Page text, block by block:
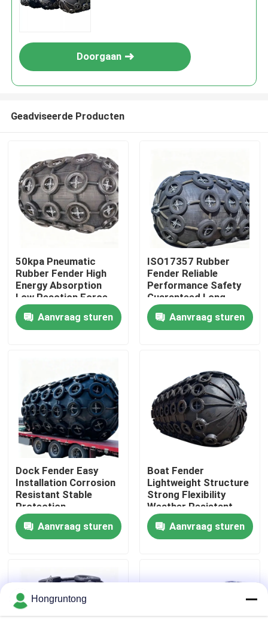
Thuis
Producten
Over ons
Fabriekstocht
Kwaliteitscontrole
Vraag een offerte
Yokohama rubberstootkussen
Pneumatisch Rubberstootkussen
Doorgaan
Geadviseerde Producten
50kpa Pneumatic
Rubber Fender High
Energy Absorption
Low Reaction Force
Durable Use
Aanvraag sturen
ISO17357 Rubber
Fender Reliable
Performance Safety
Guaranteed Long
Service Life
Aanvraag sturen
Dock Fender Easy
Installation Corrosion
Resistant Stable
Protection
Aanvraag sturen
Boat Fender
Lightweight Structure
Strong Flexibility
Weather Resistant
Aanvraag sturen
Hongruntong